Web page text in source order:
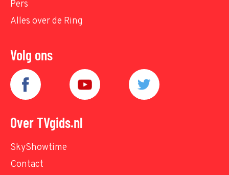
Pers
Alles over de Ring
Volg ons
Over TVgids.nl
SkyShowtime
Contact